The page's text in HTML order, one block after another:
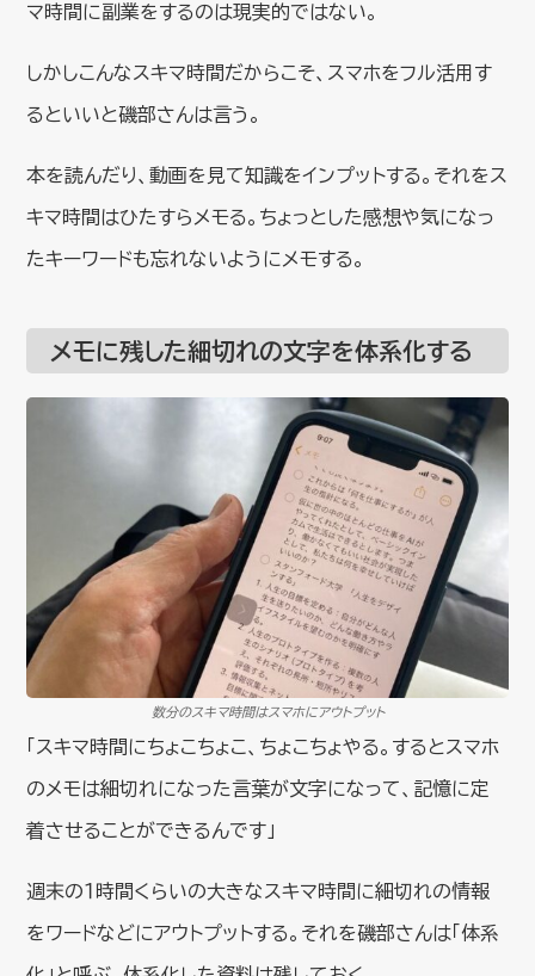
マ時間に副業をするのは現実的ではない。
しかしこんなスキマ時間だからこそ、スマホをフル活用す
るといいと磯部さんは言う。
本を読んだり、動画を見て知識をインプットする。それをス
キマ時間はひたすらメモる。ちょっとした感想や気になっ
たキーワードも忘れないようにメモする。
メモに残した細切れの文字を体系化する
数分のスキマ時間はスマホにアウトプット
「スキマ時間にちょこちょこ、ちょこちょやる。するとスマホ
のメモは細切れになった言葉が文字になって、記憶に定
着させることができるんです」
週末の１時間くらいの大きなスキマ時間に細切れの情報
をワードなどにアウトプットする。それを磯部さんは「体系